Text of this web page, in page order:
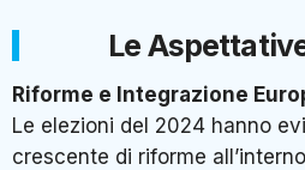
Le
Riforme e Integrazione
Le elezioni del 2024 hanno
crescente di riforme